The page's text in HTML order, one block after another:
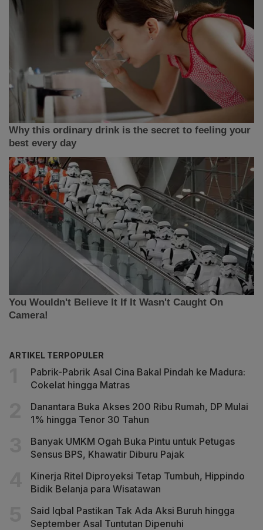
ARTIKEL TERPOPULER
Pabrik-Pabrik Asal Cina Bakal Pindah ke Madura:
Cokelat hingga Matras
Danantara Buka Akses 200 Ribu Rumah, DP Mulai
1% hingga Tenor 30 Tahun
Banyak UMKM Ogah Buka Pintu untuk Petugas
Sensus BPS, Khawatir Diburu Pajak
Kinerja Ritel Diproyeksi Tetap Tumbuh, Hippindo
Bidik Belanja para Wisatawan
Said Iqbal Pastikan Tak Ada Aksi Buruh hingga
September Asal Tuntutan Dipenuhi